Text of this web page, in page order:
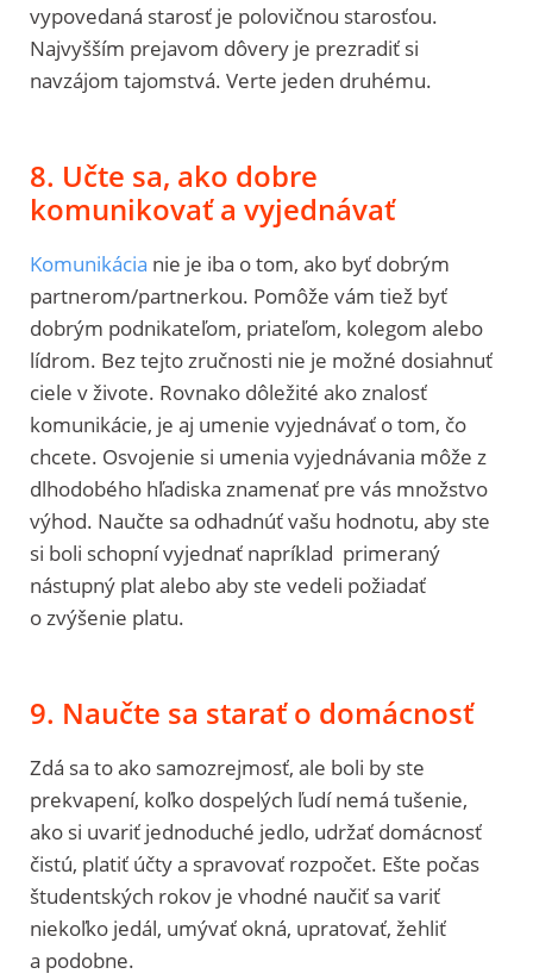
vypovedaná starosť je polovičnou starosťou.
Najvyšším prejavom dôvery je prezradiť si
navzájom tajomstvá. Verte jeden druhému.
8. Učte sa, ako dobre
komunikovať a vyjednávať
Komunikácia nie je iba o tom, ako byť dobrým
partnerom/partnerkou. Pomôže vám tiež byť
dobrým podnikateľom, priateľom, kolegom alebo
lídrom. Bez tejto zručnosti nie je možné dosiahnuť
ciele v živote. Rovnako dôležité ako znalosť
komunikácie, je aj umenie vyjednávať o tom, čo
chcete. Osvojenie si umenia vyjednávania môže z
dlhodobého hľadiska znamenať pre vás množstvo
výhod. Naučte sa odhadnúť vašu hodnotu, aby ste
si boli schopní vyjednať napríklad primeraný
nástupný plat alebo aby ste vedeli požiadať
o zvýšenie platu.
9. Naučte sa starať o domácnosť
Zdá sa to ako samozrejmosť, ale boli by ste
prekvapení, koľko dospelých ľudí nemá tušenie,
ako si uvariť jednoduché jedlo, udržať domácnosť
čistú, platiť účty a spravovať rozpočet. Ešte počas
študentských rokov je vhodné naučiť sa variť
niekoľko jedál, umývať okná, upratovať, žehliť
a podobne.